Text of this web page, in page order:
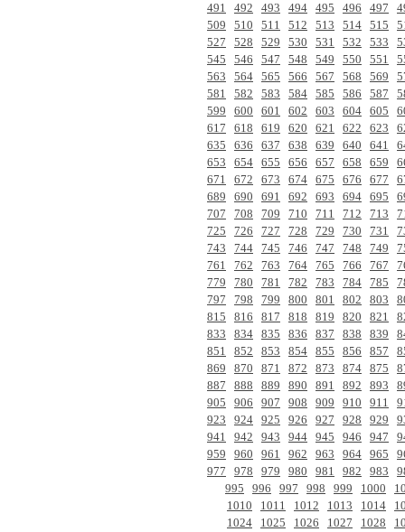
491
492 493 494 495 496 497
509
510 511 512 513 514 515
527
528 529 530 531 532 533
545
546 547 548 549 550 551
563
564 565 566 567 568 569
581
582 583 584 585 586 587
599
600 601 602 603 604 605
617
618 619 620 621 622 623
635
636 637 638 639 640 641
653
654 655 656 657 658 659
671
672 673 674 675 676 677
689
690 691 692 693 694 695
707
708 709 710 711 712 713
725
726 727 728 729 730 731
743
744 745 746 747 748 749
761
762 763 764 765 766 767
779
780 781 782 783 784 785
797
798 799 800 801 802 803
815
816 817 818 819 820 821
833
834 835 836 837 838 839
851
852 853 854 855 856 857
869
870 871 872 873 874 875
887
888 889 890 891 892 893
905
906 907 908 909 910 911
923
924 925 926 927 928 929
941
942 943 944 945 946 947
959
960 961 962 963 964 965
977
978 979 980 981 982 983
995
996 997 998 999 1000
1010
1011 1012 1013 1014
1024
1025 1026 1027 1028